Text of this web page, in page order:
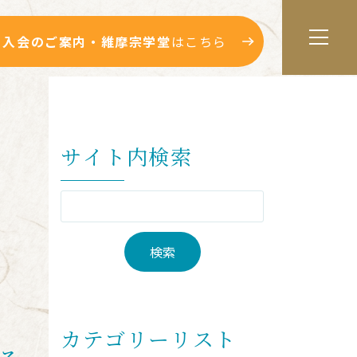
入会のご案内・維摩宗学堂はこちら
サイト内検索
カテゴリーリスト